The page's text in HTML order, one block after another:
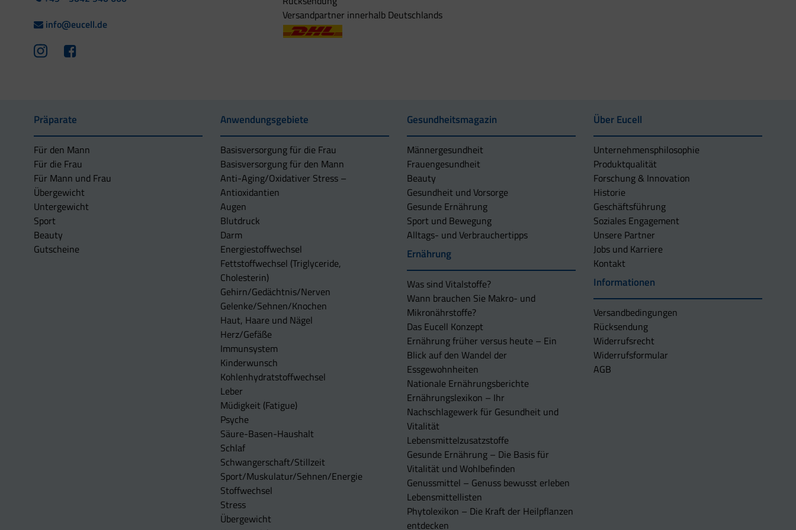
info@eucell.de
Versandpartner innerhalb Deutschlands
Präparate
Für den Mann
Für die Frau
Für Mann und Frau
Übergewicht
Untergewicht
Sport
Beauty
Gutscheine
Anwendungsgebiete
Basisversorgung für die Frau
Basisversorgung für den Mann
Anti-Aging/Oxidativer Stress –
Antioxidantien
Augen
Blutdruck
Darm
Energiestoffwechsel
Fettstoffwechsel (Triglyceride,
Cholesterin)
Gehirn/Gedächtnis/Nerven
Gelenke/Sehnen/Knochen
Haut, Haare und Nägel
Herz/Gefäße
Immunsystem
Kinderwunsch
Kohlenhydratstoffwechsel
Leber
Müdigkeit (Fatigue)
Psyche
Säure-Basen-Haushalt
Schlaf
Schwangerschaft/Stillzeit
Sport/Muskulatur/Sehnen/Energie
Stoffwechsel
Stress
Übergewicht
Gesundheitsmagazin
Männergesundheit
Frauengesundheit
Beauty
Gesundheit und Vorsorge
Gesunde Ernährung
Sport und Bewegung
Alltags- und Verbrauchertipps
Ernährung
Was sind Vitalstoffe?
Wann brauchen Sie Makro- und
Mikronährstoffe?
Das Eucell Konzept
Ernährung früher versus heute – Ein
Blick auf den Wandel der
Essgewohnheiten
Nationale Ernährungsberichte
Ernährungslexikon – Ihr
Nachschlagewerk für Gesundheit und
Vitalität
Lebensmittelzusatzstoffe
Gesunde Ernährung – Die Basis für
Vitalität und Wohlbefinden
Genussmittel – Genuss bewusst erleben
Lebensmittellisten
Phytolexikon – Die Kraft der Heilpflanzen
entdecken
Über Eucell
Unternehmens­philosophie
Produktqualität
Forschung & Innovation
Historie
Geschäftsführung
Soziales Engagement
Unsere Partner
Jobs und Karriere
Kontakt
Informationen
Versandbedingungen
Rücksendung
Widerrufsrecht
Widerrufsformular
AGB